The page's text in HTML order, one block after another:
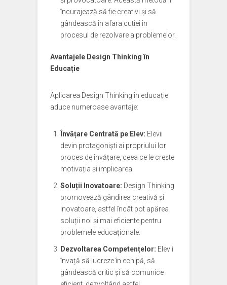
încurajează să fie creativi și să
gândească în afara cutiei în
procesul de rezolvare a problemelor.
Avantajele Design Thinking în
Educație
Aplicarea Design Thinking în educație
aduce numeroase avantaje:
Învățare Centrată pe Elev: Elevii
devin protagoniști ai propriului lor
proces de învățare, ceea ce le crește
motivația și implicarea.
Soluții Inovatoare: Design Thinking
promovează gândirea creativă și
inovatoare, astfel încât pot apărea
soluții noi și mai eficiente pentru
problemele educaționale.
Dezvoltarea Competențelor: Elevii
învață să lucreze în echipă, să
gândească critic și să comunice